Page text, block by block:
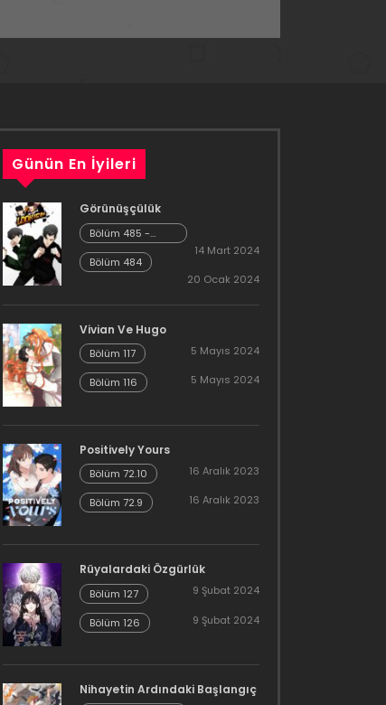
Günün En İyileri
Görünüşçülük
Bölüm 485 -
Cheonliang [04]
14 Mart 2024
Bölüm 484
20 Ocak 2024
Vivian Ve Hugo
Bölüm 117 5 Mayıs 2024
Bölüm 116 5 Mayıs 2024
Positively Yours
Bölüm 72.10 16 Aralık 2023
Bölüm 72.9 16 Aralık 2023
Rüyalardaki Özgürlük
Bölüm 127 9 Şubat 2024
Bölüm 126 9 Şubat 2024
Nihayetin Ardındaki Başlangıç